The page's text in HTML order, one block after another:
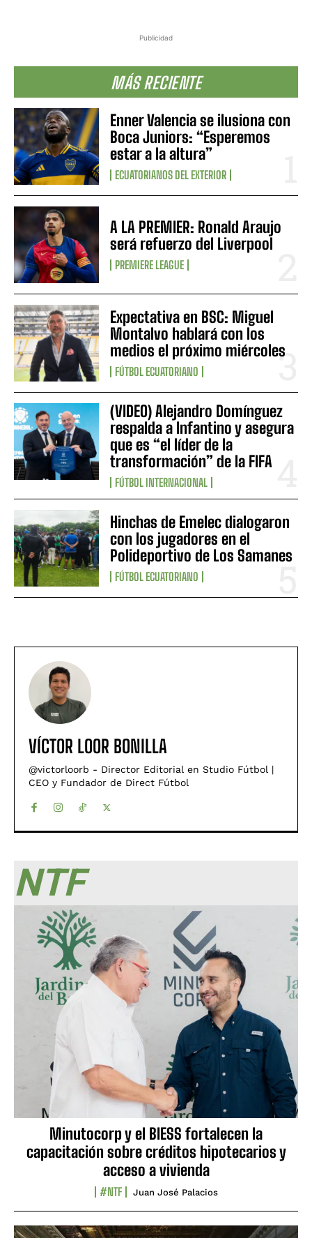
Publicidad
MÁS RECIENTE
Enner Valencia se ilusiona con
Boca Juniors: “Esperemos
estar a la altura”
ECUATORIANOS DEL EXTERIOR
A LA PREMIER: Ronald Araujo
será refuerzo del Liverpool
PREMIERE LEAGUE
Expectativa en BSC: Miguel
Montalvo hablará con los
medios el próximo miércoles
FÚTBOL ECUATORIANO
(VIDEO) Alejandro Domínguez
respalda a Infantino y asegura
que es “el líder de la
transformación” de la FIFA
FÚTBOL INTERNACIONAL
Hinchas de Emelec dialogaron
con los jugadores en el
Polideportivo de Los Samanes
FÚTBOL ECUATORIANO
VÍCTOR LOOR BONILLA
@victorloorb - Director Editorial en Studio Fútbol |
CEO y Fundador de Direct Fútbol
NTF
Minutocorp y el BIESS fortalecen la
capacitación sobre créditos hipotecarios y
acceso a vivienda
#NTF Juan José Palacios